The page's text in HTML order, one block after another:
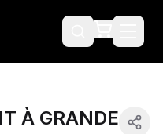
À GRANDE